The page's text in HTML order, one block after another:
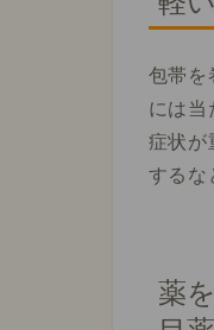
包帯を
には当
症状が
するな
薬